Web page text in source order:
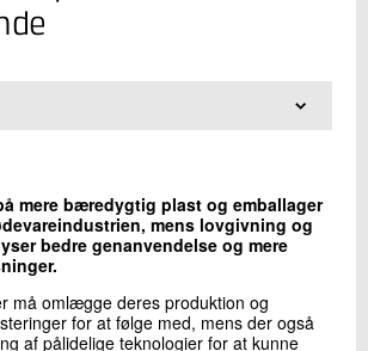
bionedbrydelig plast
genanvende
til nyt råmateriale
af plastaffald med plasmaætsning
mere bæredygtig plast og emballager
mens lovgivning og
bedre genanvendelse og mere
må omlægge deres produktion og
for at følge med, mens der også
af pålidelige teknologier for at kunne